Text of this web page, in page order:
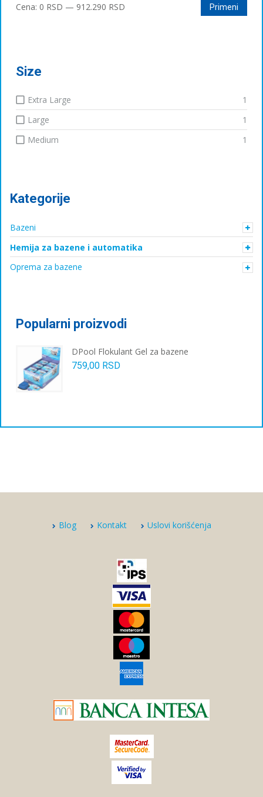
Минимална
Максимална
Primeni
Cena: 0 RSD — 912.290 RSD
Size
Extra Large
1
Large
1
Medium
1
Kategorije
Bazeni
Hemija za bazene i automatika
Oprema za bazene
Popularni proizvodi
DPool Flokulant Gel za bazene
759,00 RSD
Blog Kontakt Uslovi korišćenja